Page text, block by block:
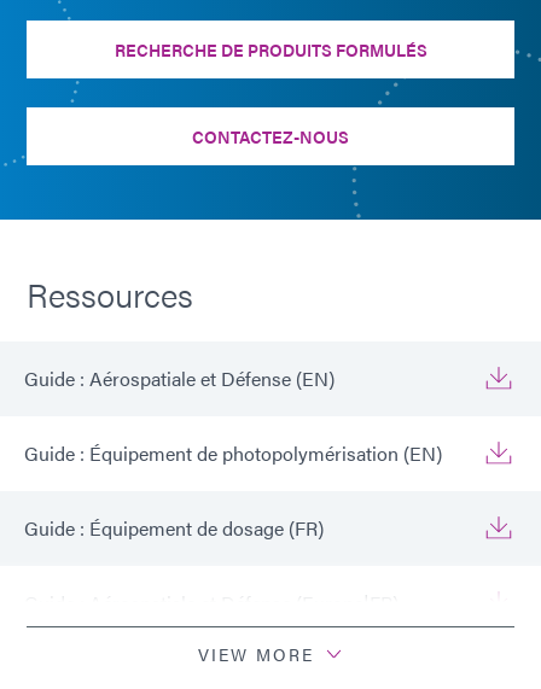
RECHERCHE DE PRODUITS FORMULÉS
CONTACTEZ-NOUS
Ressources
Guide : Aérospatiale et Défense (EN)
Guide : Équipement de photopolymérisation (EN)
Guide : Équipement de dosage (FR)
Guide : Aérospatiale et Défense (Europe|FR)
VIEW MORE